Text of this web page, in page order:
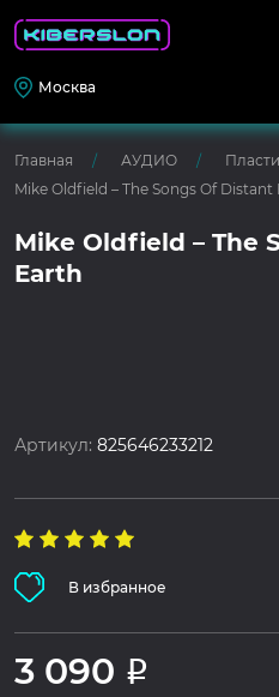
Москва
Главная АУДИО
Mike Oldfield – The Songs Of Distant
Mike Oldfield – The
Earth
Артикул:825646233212
В избранное
3 090 Р